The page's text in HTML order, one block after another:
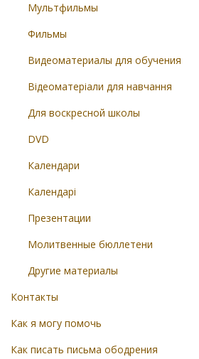
Мультфильмы
Фильмы
Видеоматериалы для обучения
Відеоматеріали для навчання
Для воскресной школы
DVD
Календари
Календарі
Презентации
Молитвенные бюллетени
Другие материалы
Контакты
Как я могу помочь
Как писать письма ободрения